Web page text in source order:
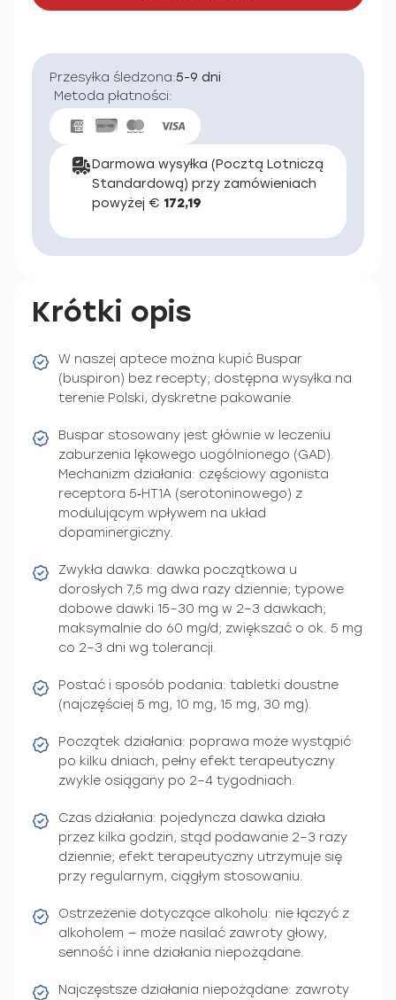
Przesyłka śledzona:5-9 dni
Metoda płatności:
Darmowa wysyłka (Pocztą Lotniczą
Standardową) przy zamówieniach
powyżej € 172,19
Krótki opis
W naszej aptece można kupić Buspar
(buspiron) bez recepty; dostępna wysyłka na
terenie Polski, dyskretne pakowanie.
Buspar stosowany jest głównie w leczeniu
zaburzenia lękowego uogólnionego (GAD).
Mechanizm działania: częściowy agonista
receptora 5‑HT1A (serotoninowego) z
modulującym wpływem na układ
dopaminergiczny.
Zwykła dawka: dawka początkowa u
dorosłych 7,5 mg dwa razy dziennie; typowe
dobowe dawki 15–30 mg w 2–3 dawkach;
maksymalnie do 60 mg/d; zwiększać o ok. 5 mg
co 2–3 dni wg tolerancji.
Postać i sposób podania: tabletki doustne
(najczęściej 5 mg, 10 mg, 15 mg, 30 mg).
Początek działania: poprawa może wystąpić
po kilku dniach, pełny efekt terapeutyczny
zwykle osiągany po 2–4 tygodniach.
Czas działania: pojedyncza dawka działa
przez kilka godzin, stąd podawanie 2–3 razy
dziennie; efekt terapeutyczny utrzymuje się
przy regularnym, ciągłym stosowaniu.
Ostrzeżenie dotyczące alkoholu: nie łączyć z
alkoholem — może nasilać zawroty głowy,
senność i inne działania niepożądane.
Najczęstsze działania niepożądane: zawroty